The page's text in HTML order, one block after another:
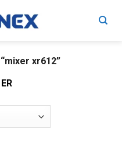
xr612”